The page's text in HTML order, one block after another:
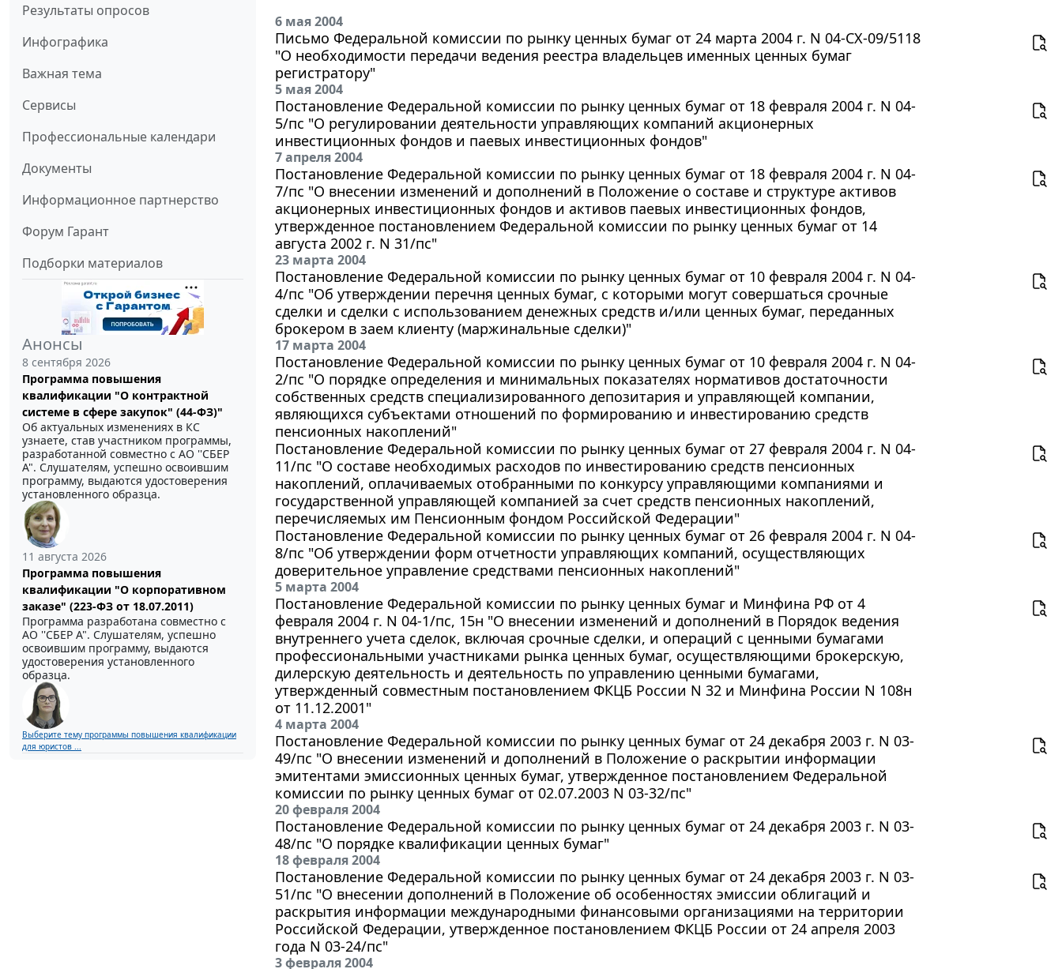
Результаты опросов
Инфографика
Важная тема
Сервисы
Профессиональные календари
Документы
Информационное партнерство
Форум Гарант
Подборки материалов
Анонсы
8 сентября 2026
Программа повышения
квалификации "О контрактной
системе в сфере закупок" (44-ФЗ)"
Об актуальных изменениях в КС
узнаете, став участником программы,
разработанной совместно с АО ''СБЕР
А". Слушателям, успешно освоившим
программу, выдаются удостоверения
установленного образца.
11 августа 2026
Программа повышения
квалификации "О корпоративном
заказе" (223-ФЗ от 18.07.2011)
Программа разработана совместно с
АО ''СБЕР А". Слушателям, успешно
освоившим программу, выдаются
удостоверения установленного
образца.
Выберите тему программы повышения квалификации
для юристов ...
6 мая 2004
Письмо Федеральной комиссии по рынку ценных бумаг от 24 марта 2004 г. N 04-СХ-09/5118
"О необходимости передачи ведения реестра владельцев именных ценных бумаг
регистратору"
5 мая 2004
Постановление Федеральной комиссии по рынку ценных бумаг от 18 февраля 2004 г. N 04-
5/пс "О регулировании деятельности управляющих компаний акционерных
инвестиционных фондов и паевых инвестиционных фондов"
7 апреля 2004
Постановление Федеральной комиссии по рынку ценных бумаг от 18 февраля 2004 г. N 04-
7/пс "О внесении изменений и дополнений в Положение о составе и структуре активов
акционерных инвестиционных фондов и активов паевых инвестиционных фондов,
утвержденное постановлением Федеральной комиссии по рынку ценных бумаг от 14
августа 2002 г. N 31/пс"
23 марта 2004
Постановление Федеральной комиссии по рынку ценных бумаг от 10 февраля 2004 г. N 04-
4/пс "Об утверждении перечня ценных бумаг, с которыми могут совершаться срочные
сделки и сделки с использованием денежных средств и/или ценных бумаг, переданных
брокером в заем клиенту (маржинальные сделки)"
17 марта 2004
Постановление Федеральной комиссии по рынку ценных бумаг от 10 февраля 2004 г. N 04-
2/пс "О порядке определения и минимальных показателях нормативов достаточности
собственных средств специализированного депозитария и управляющей компании,
являющихся субъектами отношений по формированию и инвестированию средств
пенсионных накоплений"
Постановление Федеральной комиссии по рынку ценных бумаг от 27 февраля 2004 г. N 04-
11/пс "О составе необходимых расходов по инвестированию средств пенсионных
накоплений, оплачиваемых отобранными по конкурсу управляющими компаниями и
государственной управляющей компанией за счет средств пенсионных накоплений,
перечисляемых им Пенсионным фондом Российской Федерации"
Постановление Федеральной комиссии по рынку ценных бумаг от 26 февраля 2004 г. N 04-
8/пс "Об утверждении форм отчетности управляющих компаний, осуществляющих
доверительное управление средствами пенсионных накоплений"
5 марта 2004
Постановление Федеральной комиссии по рынку ценных бумаг и Минфина РФ от 4
февраля 2004 г. N 04-1/пс, 15н "О внесении изменений и дополнений в Порядок ведения
внутреннего учета сделок, включая срочные сделки, и операций с ценными бумагами
профессиональными участниками рынка ценных бумаг, осуществляющими брокерскую,
дилерскую деятельность и деятельность по управлению ценными бумагами,
утвержденный совместным постановлением ФКЦБ России N 32 и Минфина России N 108н
от 11.12.2001"
4 марта 2004
Постановление Федеральной комиссии по рынку ценных бумаг от 24 декабря 2003 г. N 03-
49/пс "О внесении изменений и дополнений в Положение о раскрытии информации
эмитентами эмиссионных ценных бумаг, утвержденное постановлением Федеральной
комиссии по рынку ценных бумаг от 02.07.2003 N 03-32/пс"
20 февраля 2004
Постановление Федеральной комиссии по рынку ценных бумаг от 24 декабря 2003 г. N 03-
48/пс "О порядке квалификации ценных бумаг"
18 февраля 2004
Постановление Федеральной комиссии по рынку ценных бумаг от 24 декабря 2003 г. N 03-
51/пс "О внесении дополнений в Положение об особенностях эмиссии облигаций и
раскрытия информации международными финансовыми организациями на территории
Российской Федерации, утвержденное постановлением ФКЦБ России от 24 апреля 2003
года N 03-24/пс"
3 февраля 2004